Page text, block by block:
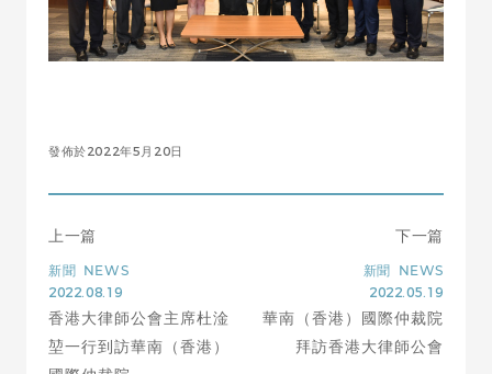
發佈於2022年5月20日
上一篇
新聞 NEWS
2022.08.19
香港大律師公會主席杜淦
堃一行到訪華南（香港）
下一篇
新聞
NEWS
2022.05.19
華南（香港）國際仲裁院
拜訪香港大律師公會